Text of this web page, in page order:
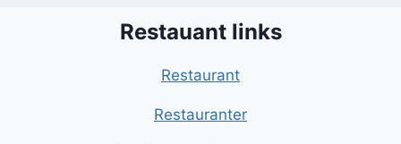
Restauant links
Restaurant
Restauranter